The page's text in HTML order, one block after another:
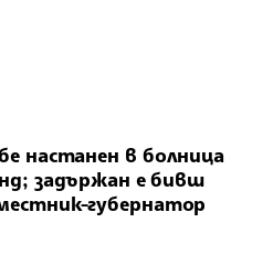
настанен в болница
задържан е бивш
губернатор